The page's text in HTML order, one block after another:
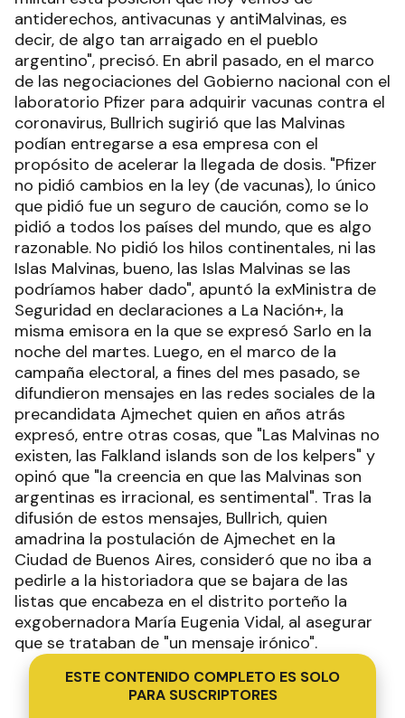
antiderechos, antivacunas y antiMalvinas, es
decir, de algo tan arraigado en el pueblo
argentino", precisó. En abril pasado, en el marco
de las negociaciones del Gobierno nacional con el
laboratorio Pfizer para adquirir vacunas contra el
coronavirus, Bullrich sugirió que las Malvinas
podían entregarse a esa empresa con el
propósito de acelerar la llegada de dosis. "Pfizer
no pidió cambios en la ley (de vacunas), lo único
que pidió fue un seguro de caución, como se lo
pidió a todos los países del mundo, que es algo
razonable. No pidió los hilos continentales, ni las
Islas Malvinas, bueno, las Islas Malvinas se las
podríamos haber dado", apuntó la exMinistra de
Seguridad en declaraciones a La Nación+, la
misma emisora en la que se expresó Sarlo en la
noche del martes. Luego, en el marco de la
campaña electoral, a fines del mes pasado, se
difundieron mensajes en las redes sociales de la
precandidata Ajmechet quien en años atrás
expresó, entre otras cosas, que "Las Malvinas no
existen, las Falkland islands son de los kelpers" y
opinó que "la creencia en que las Malvinas son
argentinas es irracional, es sentimental". Tras la
difusión de estos mensajes, Bullrich, quien
amadrina la postulación de Ajmechet en la
Ciudad de Buenos Aires, consideró que no iba a
pedirle a la historiadora que se bajara de las
listas que encabeza en el distrito porteño la
exgobernadora María Eugenia Vidal, al asegurar
que se trataban de "un mensaje irónico".
ESTE CONTENIDO COMPLETO ES SOLO
PARA SUSCRIPTORES